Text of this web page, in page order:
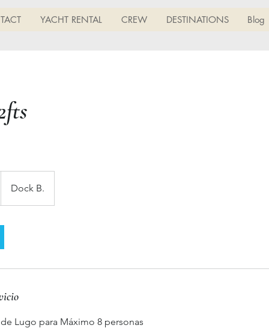
YACHT RENTAL CREW DESTINATIONS Blog
Dock B.
de Lugo para Máximo 8 personas